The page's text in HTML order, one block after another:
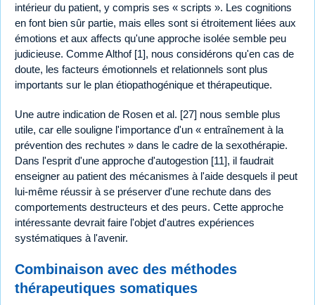
intérieur du patient, y compris ses « scripts ». Les cognitions
en font bien sûr partie, mais elles sont si étroitement liées aux
émotions et aux affects qu'une approche isolée semble peu
judicieuse. Comme Althof [1], nous considérons qu'en cas de
doute, les facteurs émotionnels et relationnels sont plus
importants sur le plan étiopathogénique et thérapeutique.
Une autre indication de Rosen et al. [27] nous semble plus
utile, car elle souligne l'importance d'un « entraînement à la
prévention des rechutes » dans le cadre de la sexothérapie.
Dans l'esprit d'une approche d'autogestion [11], il faudrait
enseigner au patient des mécanismes à l'aide desquels il peut
lui-même réussir à se préserver d'une rechute dans des
comportements destructeurs et des peurs. Cette approche
intéressante devrait faire l'objet d'autres expériences
systématiques à l'avenir.
Combinaison avec des méthodes
thérapeutiques somatiques